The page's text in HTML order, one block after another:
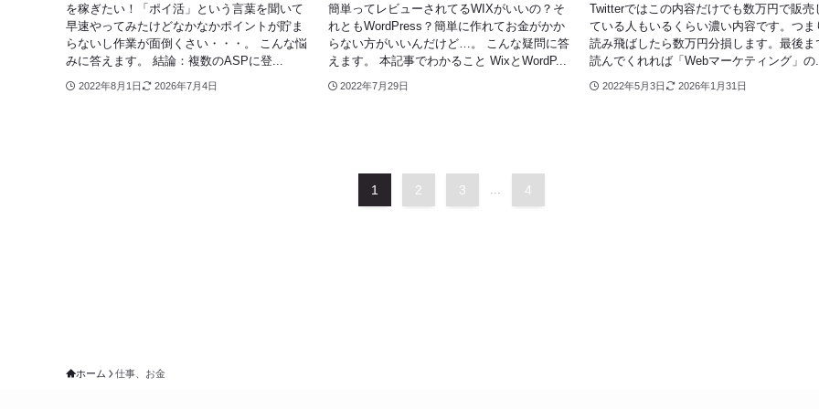
を稼ぎたい！「ポイ活」という言葉を聞いて
早速やってみたけどなかなかポイントが貯ま
らないし作業が面倒くさい・・・。 こんな悩
みに答えます。 結論：複数のASPに登...
2022年8月1日 2026年7月4日
簡単ってレビューされてるWIXがいいの？そ
れともWordPress？簡単に作れてお金がかか
らない方がいいんだけど…。 こんな疑問に答
えます。 本記事でわかること WixとWordP...
2022年7月29日
Twitterではこの内容だけでも数万円で販売
ている人もいるくらい濃い内容です。つま
読み飛ばしたら数万円分損します。最後ま
読んでくれれば「Webマーケティング」の...
2022年5月3日 2026年1月31日
1 2 3 4
ホーム 仕事、お金